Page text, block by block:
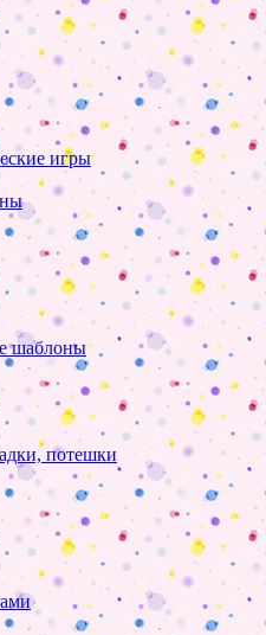
игры
шаблоны
потешки